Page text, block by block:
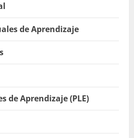
de Aprendizaje
de Aprendizaje (PLE)